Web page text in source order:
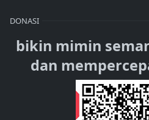
DONASI
bikin mimin
dan